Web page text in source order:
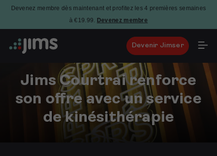
Devenez membre dès maintenant et profitez les 4 premières semaines
à €19.99. Devenez membre
Devenir Jimser
Jims Courtrai renforce
son offre avec un service
de kinésithérapie